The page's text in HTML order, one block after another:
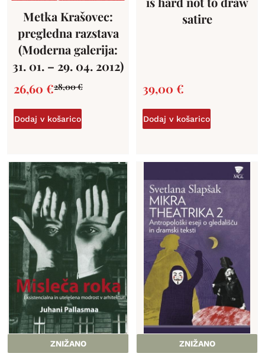
Metka Krašovec:
pregledna razstava
(Moderna galerija:
31. 01. – 29. 04. 2012)
28,00€
26,60 €
Dodaj v košarico
satire
39,00 €
Dodaj v košarico
ZNIŽANO ZNIŽANO